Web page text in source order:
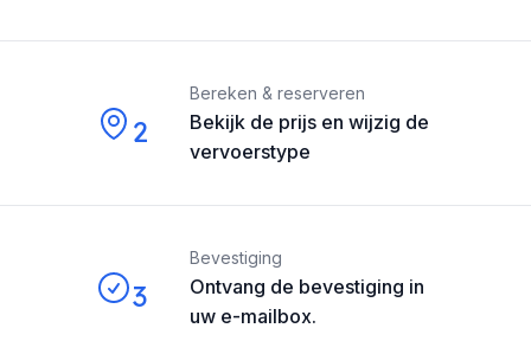
2
Bekijk de prijs en wijzig de
vervoerstype
Bereken & reserveren
3
Ontvang de bevestiging in
uw e-mailbox.
Bevestiging